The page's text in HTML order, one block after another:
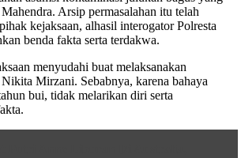
Arsip permasalahan itu telah
kejaksaan, alhasil interogator Polresta
benda fakta serta terdakwa.
menyudahi buat melaksanakan
Mirzani. Sebabnya, karena bahaya
bui, tidak melarikan diri serta